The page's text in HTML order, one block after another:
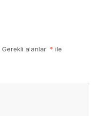
Gerekli alanlar * ile